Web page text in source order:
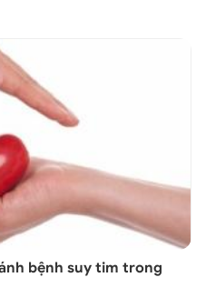
bệnh suy tim trong